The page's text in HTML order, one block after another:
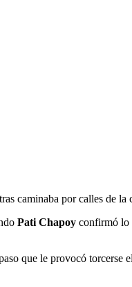
caminaba por calles de la
Pati Chapoy confirmó lo
que le provocó torcerse